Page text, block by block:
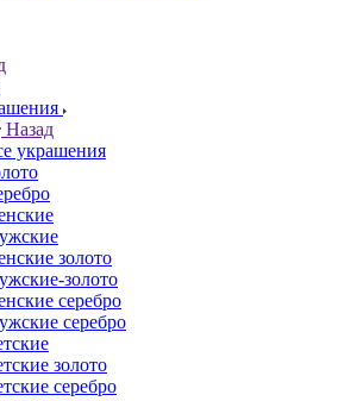
Назад
украшения
золото
золото
серебро
серебро
золото
серебро